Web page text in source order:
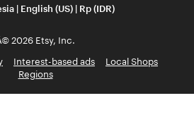
| English (US) | Rp (IDR)
2026 Etsy, Inc.
Interest-based ads
Local Shops
Regions